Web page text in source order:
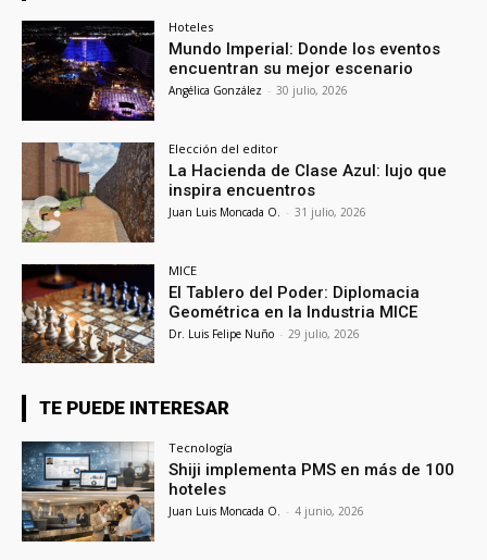
Hoteles
Mundo Imperial: Donde los eventos
encuentran su mejor escenario
Angélica González - 30 julio, 2026
Elección del editor
La Hacienda de Clase Azul: lujo que
inspira encuentros
Juan Luis Moncada O. - 31 julio, 2026
MICE
El Tablero del Poder: Diplomacia
Geométrica en la Industria MICE
Dr. Luis Felipe Nuño - 29 julio, 2026
TE PUEDE INTERESAR
Tecnología
Shiji implementa PMS en más de 100
hoteles
Juan Luis Moncada O. - 4 junio, 2026